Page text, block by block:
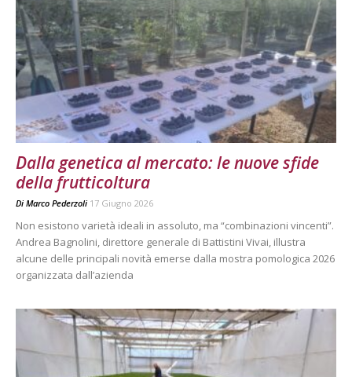
Dalla genetica al mercato: le nuove sfide
della frutticoltura
Di Marco Pederzoli 17 Giugno 2026
Non esistono varietà ideali in assoluto, ma “combinazioni vincenti”.
Andrea Bagnolini, direttore generale di Battistini Vivai, illustra
alcune delle principali novità emerse dalla mostra pomologica 2026
organizzata dall’azienda